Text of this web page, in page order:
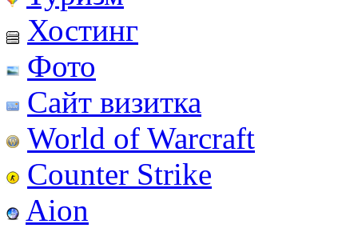
Хостинг
Фото
Сайт визитка
World of Warcraft
Counter Strike
Aion